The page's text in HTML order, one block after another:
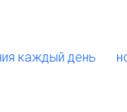
день новый